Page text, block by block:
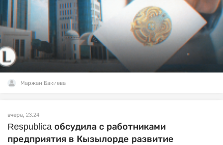
Маржан Бакиева
вчера, 23:24
Respublica обсудила с работниками
предприятия в Кызылорде развитие